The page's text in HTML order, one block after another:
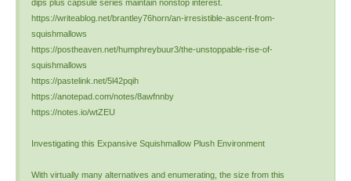
dips plus capsule series maintain nonstop interest.
https://writeablog.net/brantley76horn/an-irresistible-ascent-from-
squishmallows
https://postheaven.net/humphreybuur3/the-unstoppable-rise-of-
squishmallows
https://pastelink.net/5l42pqih
https://anotepad.com/notes/8awfnnby
https://notes.io/wtZEU
Investigating this Expansive Squishmallow Plush Environment
With virtually many alternatives and enumerating, the size from this